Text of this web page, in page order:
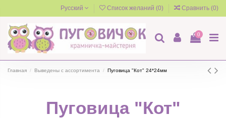
Русский Список желаний (0) Сравнить (0)
0
Главная Выведены с ассортимента Пуговица "Кот" 24*24мм
Пуговица "Кот"